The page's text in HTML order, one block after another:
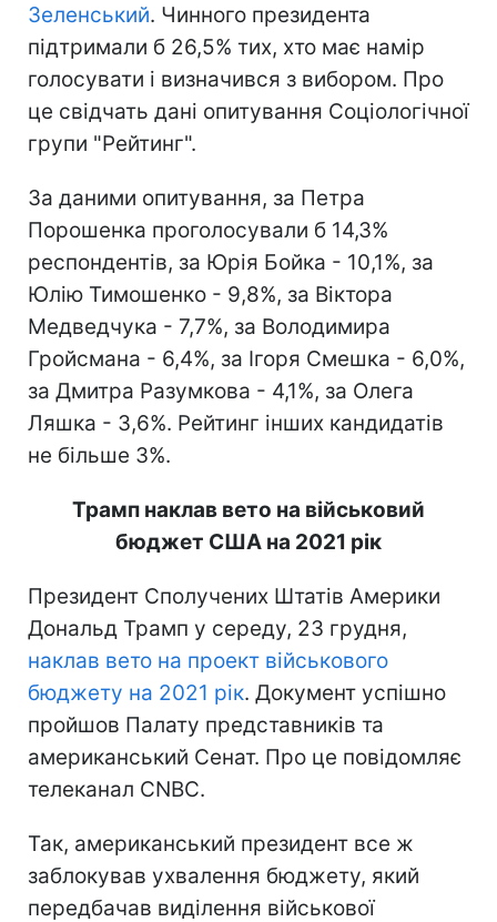
Зеленський. Чинного президента
підтримали б 26,5% тих, хто має намір
голосувати і визначився з вибором. Про
це свідчать дані опитування Соціологічної
групи "Рейтинг".
За даними опитування, за Петра
Порошенка проголосували б 14,3%
респондентів, за Юрія Бойка - 10,1%, за
Юлію Тимошенко - 9,8%, за Віктора
Медведчука - 7,7%, за Володимира
Гройсмана - 6,4%, за Ігоря Смешка - 6,0%,
за Дмитра Разумкова - 4,1%, за Олега
Ляшка - 3,6%. Рейтинг інших кандидатів
не більше 3%.
Трамп наклав вето на військовий
бюджет США на 2021 рік
Президент Сполучених Штатів Америки
Дональд Трамп у середу, 23 грудня,
наклав вето на проект військового
бюджету на 2021 рік. Документ успішно
пройшов Палату представників та
американський Сенат. Про це повідомляє
телеканал CNBC.
Так, американський президент все ж
заблокував ухвалення бюджету, який
передбачав виділення військової